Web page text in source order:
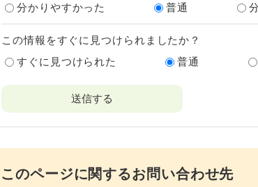
分かりやすかった
普通
この情報をすぐに見つけられましたか？
すぐに見つけられた
普通
このページに関するお問い合わせ先